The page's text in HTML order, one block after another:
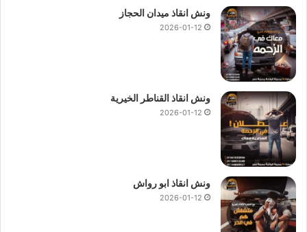
ونش انقاذ ميدان الحجاز
2026-01-12
ونش انقاذ القناطر الخيرية
2026-01-12
ونش انقاذ ابو رواش
2026-01-12